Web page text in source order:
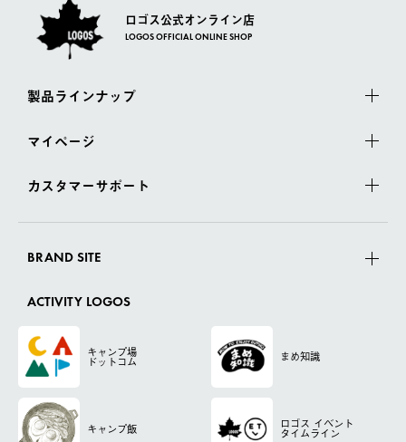
ロゴス公式オンライン店
LOGOS OFFICIAL ONLINE SHOP
製品ラインナップ
マイページ
カスタマーサポート
BRAND SITE
ACTIVITY LOGOS
キャンプ場
ドットコム まめ知識
キャンプ飯 ロゴス イベント
タイムライン